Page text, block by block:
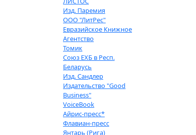
Изд. Паремия
ООО "ЛитРес"
Евразийское Книжное
Агентство
Томик
Союз ЕХБ в Респ.
Беларусь
Изд. Сандлер
Издательство "Good
Business"
VoiceBook
Айрис-пресс*
Флавиан-пресс
Янтарь (Рига)